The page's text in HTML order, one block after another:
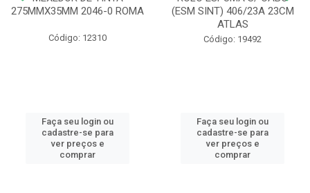
275MMX35MM 2046-0 ROMA
Código: 12310
Faça seu login ou
cadastre-se para
ver preços e
comprar
(ESM SINT) 406/23A 23CM
ATLAS
Código: 19492
Faça seu login ou
cadastre-se para
ver preços e
comprar